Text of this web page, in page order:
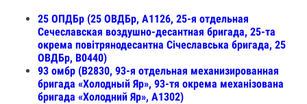
25 ОПДБр (25 ОВДБр, А1126, 25-я отдельная
Сечеславская воздушно-десантная бригада, 25-та
окрема повітрянодесантна Січеславська бригада, 25
ОВДБр, В0440)
93 омбр (В2830, 93-я отдельная механизированная
бригада «Холодный Яр», 93-тя окрема механізована
бригада «Холодний Яр», А1302)